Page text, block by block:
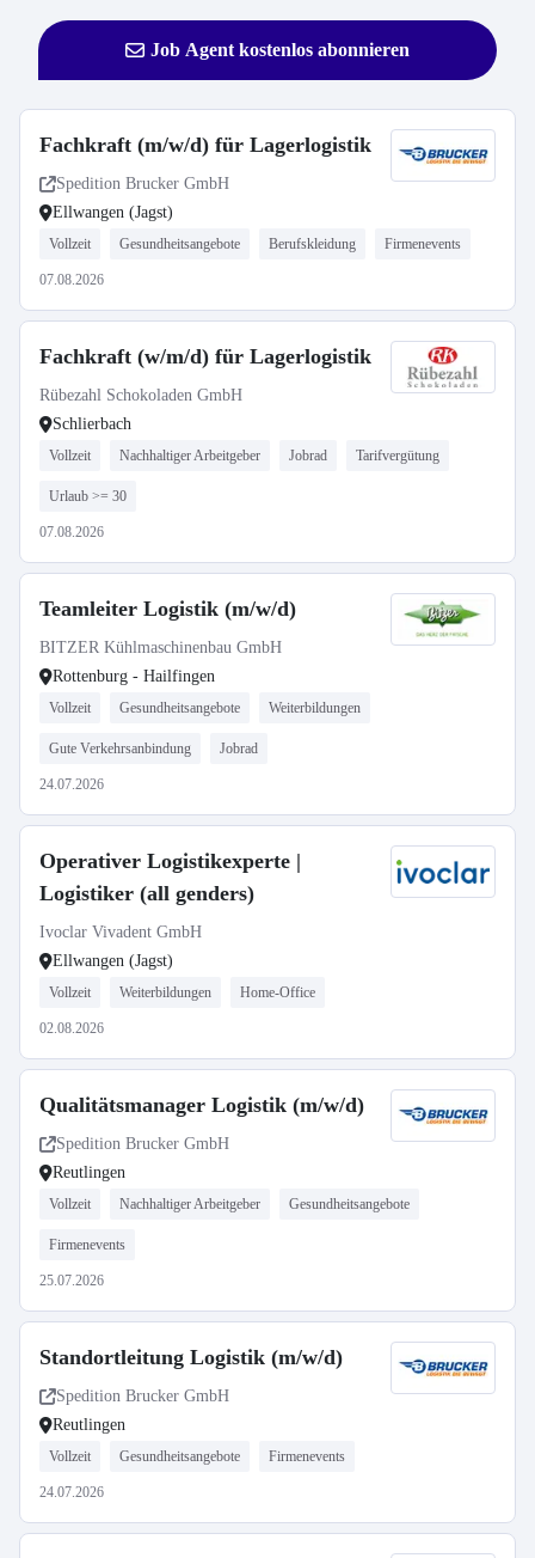
Job Agent kostenlos abonnieren
Fachkraft (m/w/d) für Lagerlogistik
Spedition Brucker GmbH
Ellwangen (Jagst)
Vollzeit Gesundheitsangebote Berufskleidung Firmenevents
07.08.2026
Fachkraft (w/m/d) für Lagerlogistik
Rübezahl Schokoladen GmbH
Schlierbach
Vollzeit Nachhaltiger Arbeitgeber Jobrad Tarifvergütung
Urlaub >= 30
07.08.2026
Teamleiter Logistik (m/w/d)
BITZER Kühlmaschinenbau GmbH
Rottenburg - Hailfingen
Vollzeit Gesundheitsangebote Weiterbildungen
Gute Verkehrsanbindung Jobrad
24.07.2026
Operativer Logistikexperte |
Logistiker (all genders)
Ivoclar Vivadent GmbH
Ellwangen (Jagst)
Vollzeit Weiterbildungen Home-Office
02.08.2026
Qualitätsmanager Logistik (m/w/d)
Spedition Brucker GmbH
Reutlingen
Vollzeit Nachhaltiger Arbeitgeber Gesundheitsangebote
Firmenevents
25.07.2026
Standortleitung Logistik (m/w/d)
Spedition Brucker GmbH
Reutlingen
Vollzeit Gesundheitsangebote Firmenevents
24.07.2026